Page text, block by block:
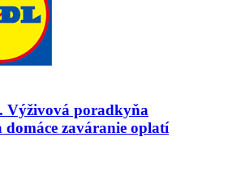
Výživová poradkyňa
domáce zaváranie oplatí